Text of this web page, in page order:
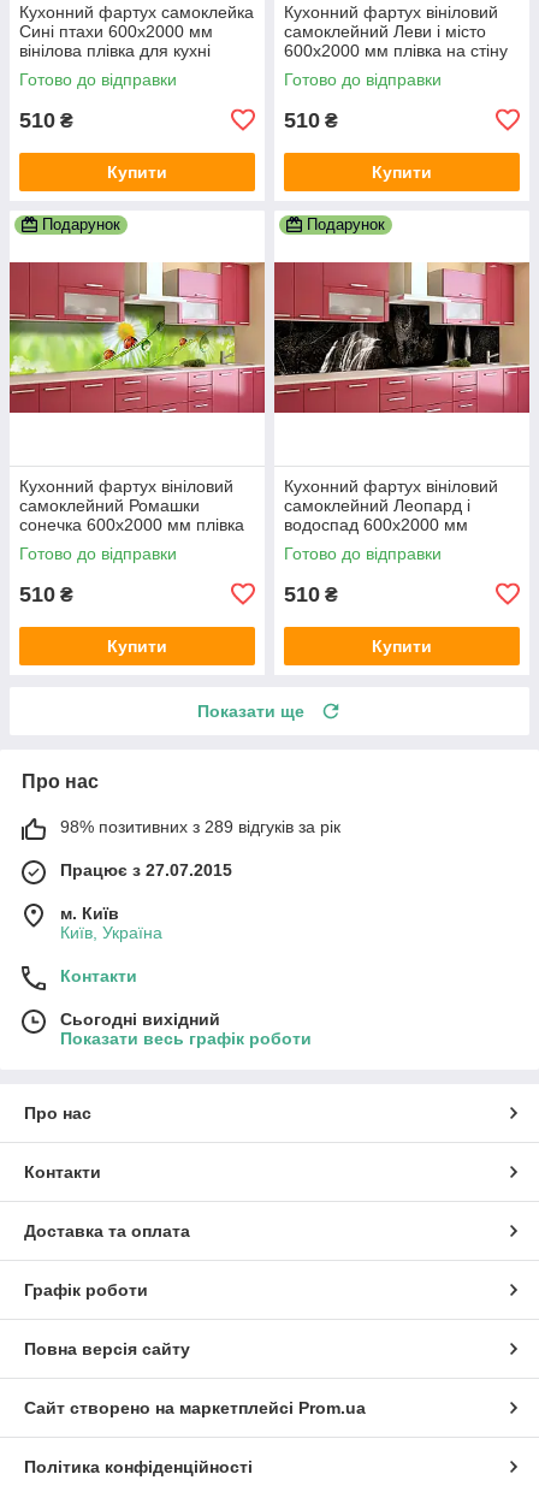
Кухонний фартух самоклейка
Сині птахи 600х2000 мм
вінілова плівка для кухні
Happy Pocket Z181484
Готово до відправки
510 ₴
Купити
Кухонний фартух вініловий
самоклейний Леви і місто
600х2000 мм плівка на стіну
Happy Pocket Z181489
Готово до відправки
510 ₴
Купити
Подарунок
Кухонний фартух вініловий
самоклейний Ромашки
сонечка 600х2000 мм плівка
на стіну Happy Pocket
Z181565
Готово до відправки
510 ₴
Купити
Подарунок
Кухонний фартух вініловий
самоклейний Леопард і
водоспад 600х2000 мм
плівка на стіну Happy Pocket
Z181610
Готово до відправки
510 ₴
Купити
Показати ще
Про нас
98% позитивних з 289 відгуків за рік
Працює з 27.07.2015
м. Київ
Київ, Україна
Контакти
Сьогодні вихідний
Показати весь графік роботи
Про нас
Контакти
Доставка та оплата
Графік роботи
Повна версія сайту
Сайт створено на маркетплейсі Prom.ua
Політика конфіденційності